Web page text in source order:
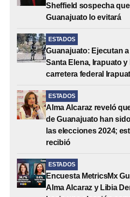
Sheffield sospecha
Guanajuato lo evitará
ESTADOS
Guanajuato: Ejecutan
Santa Elena, Irapuato
carretera federal
ESTADOS
Alma Alcaraz reveló
de Guanajuato han
las elecciones 2024;
recibió
ESTADOS
Encuesta MetricsMx
Alma Alcaraz y Libia